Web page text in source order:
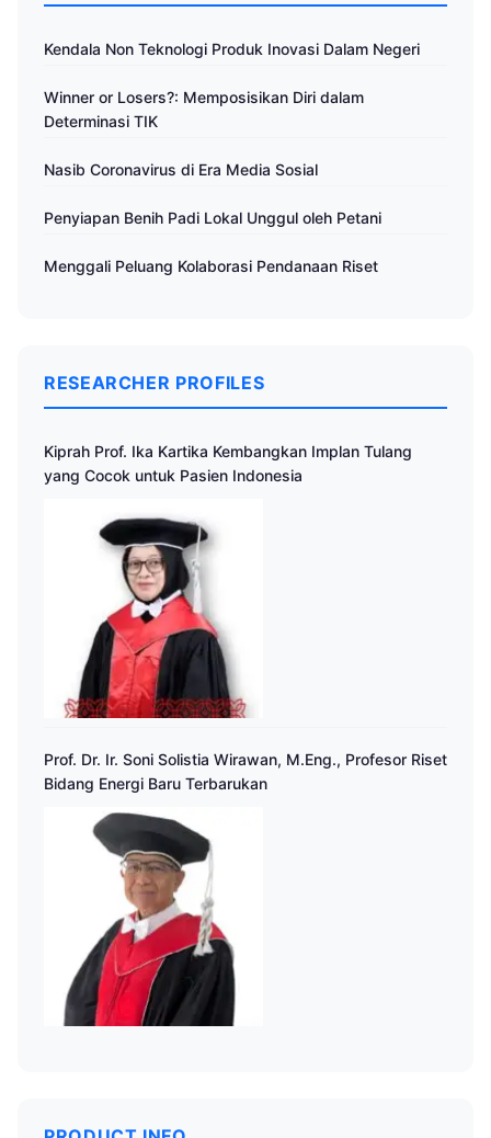
Kendala Non Teknologi Produk Inovasi Dalam Negeri
Winner or Losers?: Memposisikan Diri dalam
Determinasi TIK
Nasib Coronavirus di Era Media Sosial
Penyiapan Benih Padi Lokal Unggul oleh Petani
Menggali Peluang Kolaborasi Pendanaan Riset
RESEARCHER PROFILES
Kiprah Prof. Ika Kartika Kembangkan Implan Tulang
yang Cocok untuk Pasien Indonesia
Prof. Dr. Ir. Soni Solistia Wirawan, M.Eng., Profesor Riset
Bidang Energi Baru Terbarukan